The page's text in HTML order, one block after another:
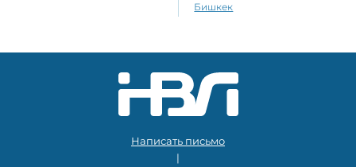
Бишкек
Написать письмо
|